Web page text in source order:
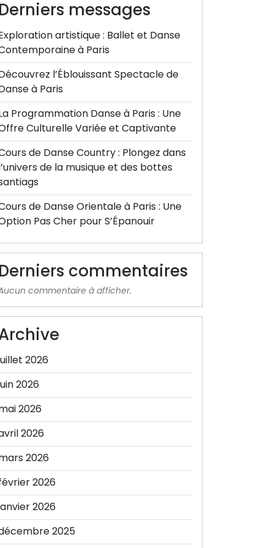
Derniers messages
artistique : Ballet et Danse
à Paris
l’Éblouissant Spectacle de
à Paris
Programmation Danse à Paris : Une
Culturelle Variée et Captivante
de Danse Country : Plongez dans
de la musique et des bottes
de Danse Orientale à Paris : Une
Pas Cher pour S’Épanouir
Derniers commentaires
commentaire à afficher.
2026
2026
2026
2026
2026
2026
2026
2025